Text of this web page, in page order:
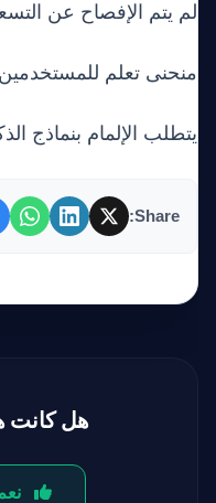
لم يتم الإفصاح عن
منحنى تعلم
يتطلب الإلمام بنماذج
Share:
هل كانت